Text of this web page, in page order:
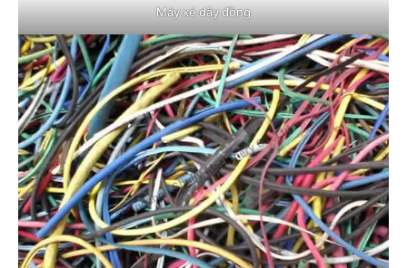
Máy xé dây đồng